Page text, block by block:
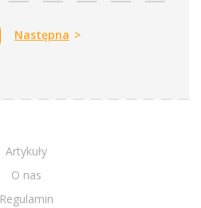
Następna >
Artykuły
O nas
Regulamin